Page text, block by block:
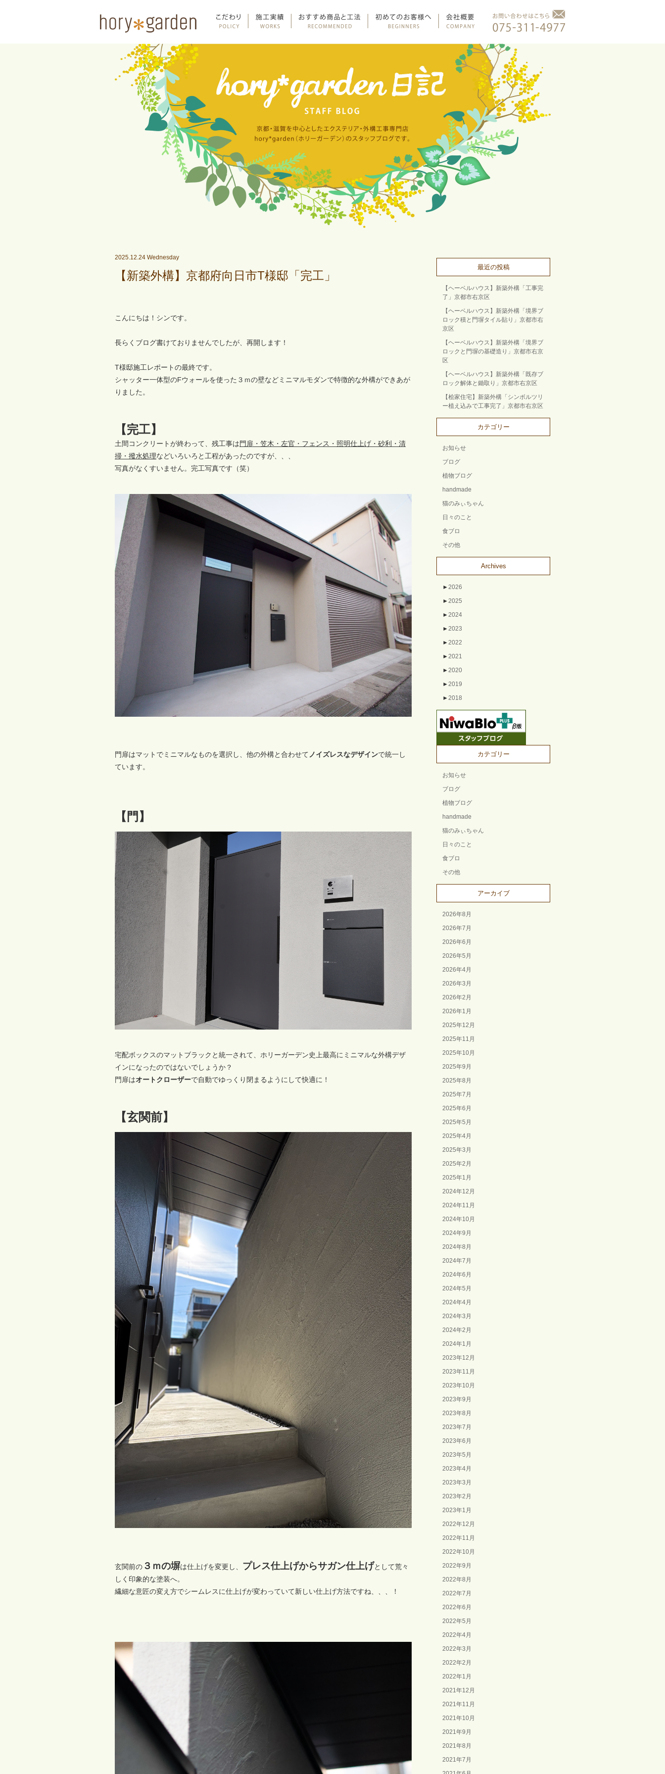
2025.12.24 Wednesday
【新築外構】京都府向日市T様邸「完工」
こんにちは！シンです。
長らくブログ書けておりませんでしたが、再開します！
T様邸施工レポートの最終です。
シャッター一体型のFウォールを使った３ｍの壁などミニマルモダンで特徴的な外構ができあが
りました。
【完工】
土間コンクリートが終わって、残工事は門扉・笠木・左官・フェンス・照明仕上げ・砂利・清
掃・撥水処理などいろいろと工程があったのですが、、、
写真がなくすいません。完工写真です（笑）
門扉はマットでミニマルなものを選択し、他の外構と合わせて ノイズレスなデザインで統一し
ています。
【門】
宅配ボックスのマットブラックと統一されて、ホリーガーデン史上最高にミニマルな外構デザ
インになったのではないでしょうか？
門扉はオートクローザーで自動でゆっくり閉まるようにして快適に！
【玄関前】
玄関前の ３ｍの塀は仕上げを変更し、 プレス仕上げからサガン仕上げとして荒々
しく印象的な塗装へ。
繊細な意匠の変え方でシームレスに仕上げが変わっていて新しい仕上げ方法ですね、、、！
最近の投稿
【ヘーベルハウス】新築外構「工事完
了」京都市右京区
【ヘーベルハウス】新築外構「境界ブ
ロック積と門塀タイル貼り」京都市右
京区
【ヘーベルハウス】新築外構「境界ブ
ロックと門塀の基礎造り」京都市右京
区
【ヘーベルハウス】新築外構「既存ブ
ロック解体と鋤取り」京都市右京区
【桧家住宅】新築外構「シンボルツリ
ー植え込みで工事完了」京都市右京区
カテゴリー
お知らせ
ブログ
植物ブログ
handmade
猫のみぃちゃん
日々のこと
食ブロ
その他
Archives
►2026
►2025
►2024
►2023
►2022
►2021
►2020
►2019
►2018
カテゴリー
お知らせ
ブログ
植物ブログ
handmade
猫のみぃちゃん
日々のこと
食ブロ
その他
アーカイブ
2026年8月
2026年7月
2026年6月
2026年5月
2026年4月
2026年3月
2026年2月
2026年1月
2025年12月
2025年11月
2025年10月
2025年9月
2025年8月
2025年7月
2025年6月
2025年5月
2025年4月
2025年3月
2025年2月
2025年1月
2024年12月
2024年11月
2024年10月
2024年9月
2024年8月
2024年7月
2024年6月
2024年5月
2024年4月
2024年3月
2024年2月
2024年1月
2023年12月
2023年11月
2023年10月
2023年9月
2023年8月
2023年7月
2023年6月
2023年5月
2023年4月
2023年3月
2023年2月
2023年1月
2022年12月
2022年11月
2022年10月
2022年9月
2022年8月
2022年7月
2022年6月
2022年5月
2022年4月
2022年3月
2022年2月
2022年1月
2021年12月
2021年11月
2021年10月
2021年9月
2021年8月
2021年7月